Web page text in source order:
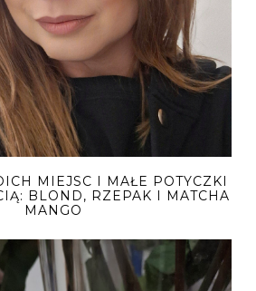
MIEJSC I MAŁE POTYCZKI
BLOND, RZEPAK I MATCHA
MANGO